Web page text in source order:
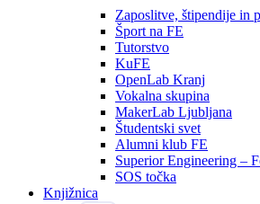
Zaposlitve, štipendije in
Šport na FE
Tutorstvo
KuFE
OpenLab Kranj
Vokalna skupina
MakerLab Ljubljana
Študentski svet
Alumni klub FE
Superior Engineering –
SOS točka
Knjižnica